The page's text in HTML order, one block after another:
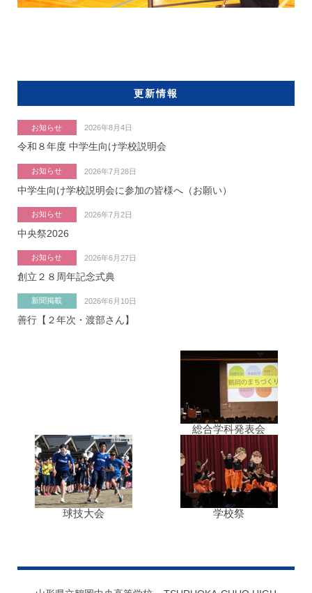
更新情報
お知らせ 2026年8月4日
令和８年度 中学生向け学校説明会
お知らせ 2026年7月28日
中学生向け学校説明会に参加の皆様へ（お願い）
お知らせ 2026年7月2日
中央祭2026
お知らせ 2026年6月27日
創立２８周年記念式典
新聞掲載 2026年6月10日
善行【２年次・渡部さん】
総合学科発表会
球技大会 学校祭